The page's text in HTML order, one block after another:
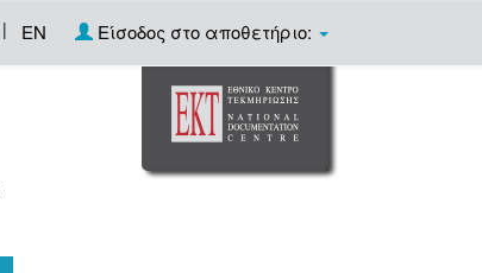
| EN Είσοδος στο αποθετήριο: